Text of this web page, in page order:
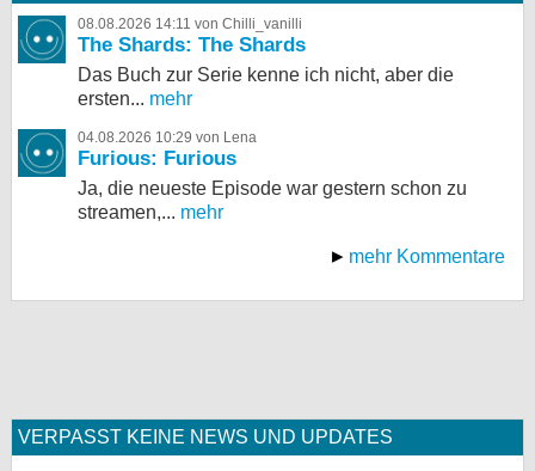
08.08.2026 14:11 von Chilli_vanilli
The Shards: The Shards
Das Buch zur Serie kenne ich nicht, aber die
ersten... mehr
04.08.2026 10:29 von Lena
Furious: Furious
Ja, die neueste Episode war gestern schon zu
streamen,... mehr
mehr Kommentare
VERPASST KEINE NEWS UND UPDATES